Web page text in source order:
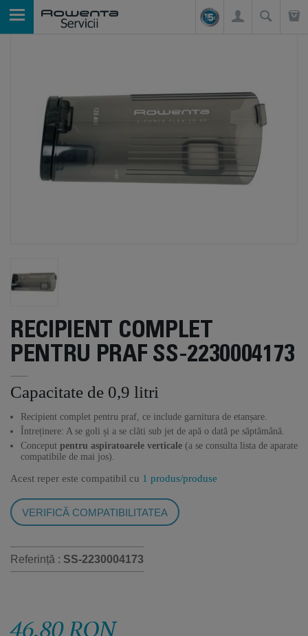
RECIPIENT COMPLET
PENTRU PRAF SS-2230004173
Capacitate de 0,9 litri
Recipient complet pentru praf, ce include garnitura de etanșare.
Întreținere: A se goli și a se clăti sub jet de apă o dată pe săptămână.
Conceput pentru aspiratoarele verticale (a se consulta lista de aparate
compatibile de mai jos).
Acest reper este compatibil cu 1 produs/produse
VERIFICĂ COMPATIBILITATEA
Referință : SS-2230004173
46,80 RON